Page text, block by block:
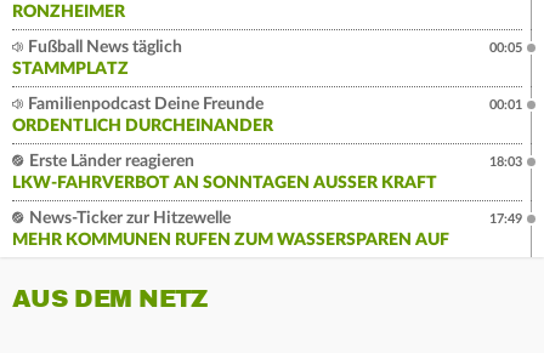
RONZHEIMER
Fußball News täglich
STAMMPLATZ
00:05
Familienpodcast Deine Freunde
ORDENTLICH DURCHEINANDER
00:01
Erste Länder reagieren
LKW-FAHRVERBOT AN SONNTAGEN AUSSER KRAFT
18:03
News-Ticker zur Hitzewelle
MEHR KOMMUNEN RUFEN ZUM WASSERSPAREN AUF
17:49
AUS DEM NETZ